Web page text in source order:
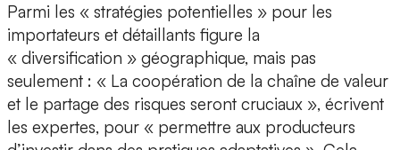
Parmi les « stratégies potentielles » pour les
importateurs et détaillants figure la
« diversification » géographique, mais pas
seulement : « La coopération de la chaîne de valeur
et le partage des risques seront cruciaux », écrivent
les expertes, pour « permettre aux producteurs